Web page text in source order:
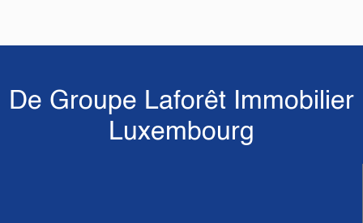
De Groupe Laforêt Immobilier
Luxembourg